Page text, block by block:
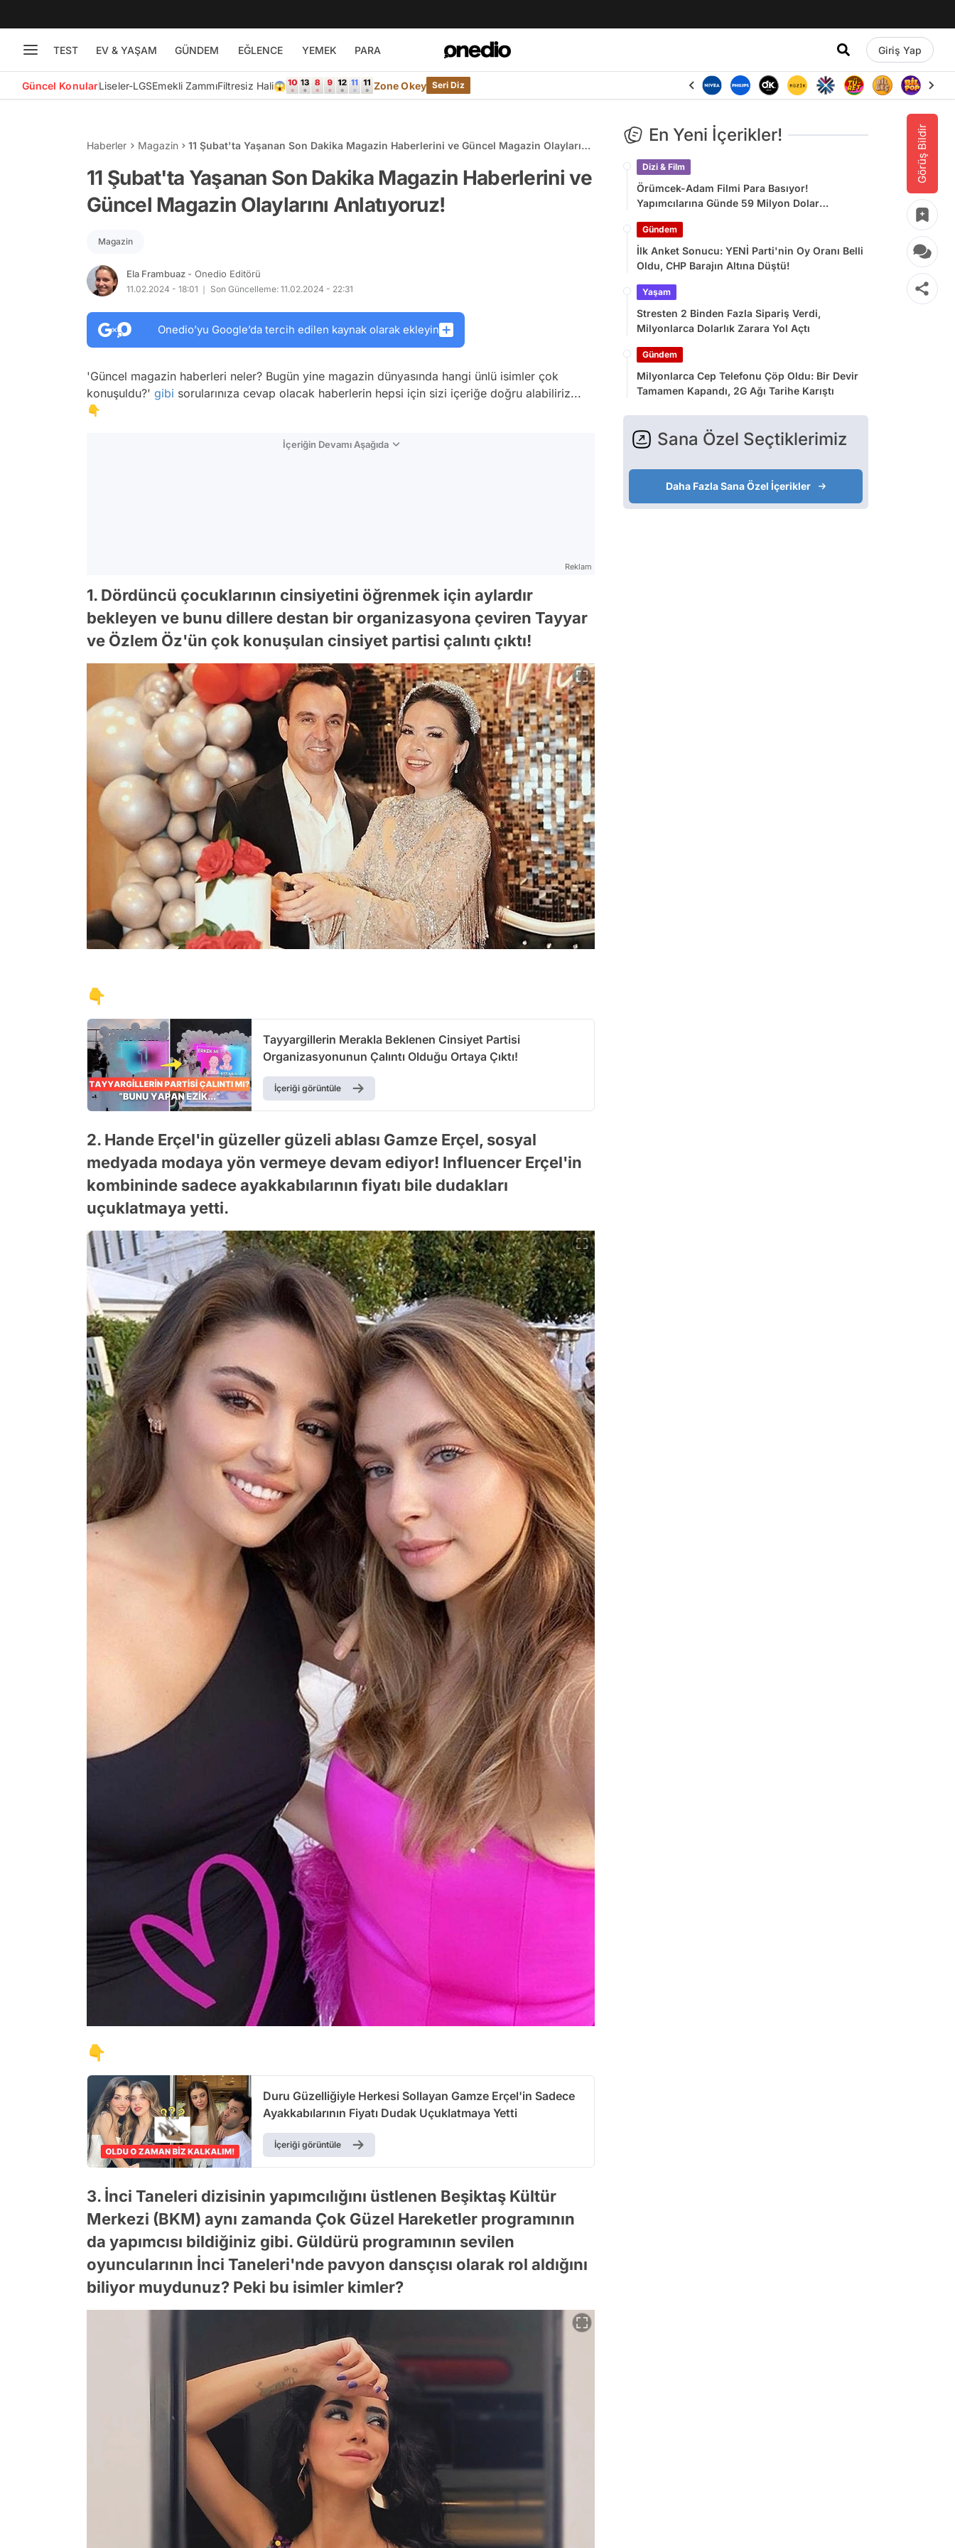
TEST EV & YAŞAM GÜNDEM EĞLENCE YEMEK PARA Giriş Yap
Güncel KonularLiseler-LGSEmekli ZammıFiltresiz Hali😱 Zone Okey Seri Diz
Görüş Bildir
Haberler Magazin
11 Şubat'ta Yaşanan Son Dakika Magazin Haberlerini ve Güncel Magazin Olaylarını
11 Şubat'ta Yaşanan Son Dakika Magazin Haberlerini ve
Güncel Magazin Olaylarını Anlatıyoruz!
Magazin
Ela Frambuaz - Onedio Editörü
11.02.2024 - 18:01 Son Güncelleme: 11.02.2024 - 22:31
Onedio’yu Google’da tercih edilen kaynak olarak ekleyin
'Güncel magazin haberleri neler? Bugün yine magazin dünyasında hangi ünlü isimler çok
konuşuldu?' gibi sorularınıza cevap olacak haberlerin hepsi için sizi içeriğe doğru alabiliriz...
👇
İçeriğin Devamı Aşağıda
Reklam
1. Dördüncü çocuklarının cinsiyetini öğrenmek için aylardır
bekleyen ve bunu dillere destan bir organizasyona çeviren Tayyar
ve Özlem Öz'ün çok konuşulan cinsiyet partisi çalıntı çıktı!
👇
Tayyargillerin Merakla Beklenen Cinsiyet Partisi
Organizasyonunun Çalıntı Olduğu Ortaya Çıktı!
İçeriği görüntüle
2. Hande Erçel'in güzeller güzeli ablası Gamze Erçel, sosyal
medyada modaya yön vermeye devam ediyor! Influencer Erçel'in
kombininde sadece ayakkabılarının fiyatı bile dudakları
uçuklatmaya yetti.
👇
Duru Güzelliğiyle Herkesi Sollayan Gamze Erçel'in Sadece
Ayakkabılarının Fiyatı Dudak Uçuklatmaya Yetti
İçeriği görüntüle
3. İnci Taneleri dizisinin yapımcılığını üstlenen Beşiktaş Kültür
Merkezi (BKM) aynı zamanda Çok Güzel Hareketler programının
da yapımcısı bildiğiniz gibi. Güldürü programının sevilen
oyuncularının İnci Taneleri'nde pavyon dansçısı olarak rol aldığını
biliyor muydunuz? Peki bu isimler kimler?
En Yeni İçerikler!
Dizi & Film
Örümcek-Adam Filmi Para Basıyor!
Yapımcılarına Günde 59 Milyon Dolar
Gündem
İlk Anket Sonucu: YENİ Parti'nin Oy Oranı Belli
Oldu, CHP Barajın Altına Düştü!
Yaşam
Stresten 2 Binden Fazla Sipariş Verdi,
Milyonlarca Dolarlık Zarara Yol Açtı
Gündem
Milyonlarca Cep Telefonu Çöp Oldu: Bir Devir
Tamamen Kapandı, 2G Ağı Tarihe Karıştı
Sana Özel Seçtiklerimiz
Daha Fazla Sana Özel İçerikler